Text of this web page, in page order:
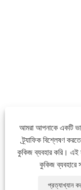
আমরা আপনাকে একটি
ট্র্যাফিক বিশ্লেষণ
কুকিজ ব্যবহার করি। এই
কুকিজ
প্রত্যাখ্যান